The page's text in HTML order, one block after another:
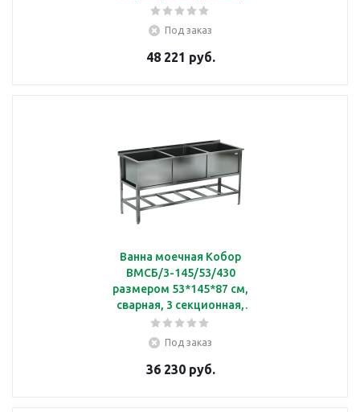
борт
Под заказ
48 221 руб.
Ванна моечная Кобор
ВМСБ/3-145/53/430
размером 53*145*87 см,
сварная, 3 секционная,
борт
Под заказ
36 230 руб.